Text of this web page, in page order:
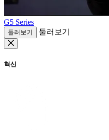
G5 Series
둘러보기 둘러보기
혁신